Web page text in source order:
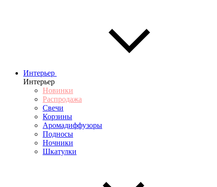
Интерьер
Интерьер
Новинки
Распродажа
Свечи
Корзины
Аромадиффузоры
Подносы
Ночники
Шкатулки